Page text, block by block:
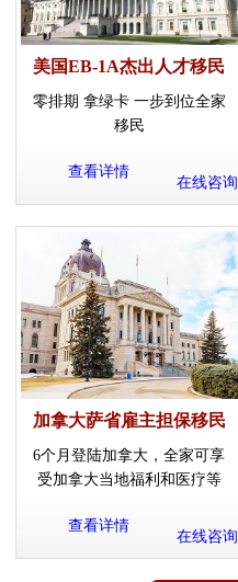
美国EB-1A杰出人才移民
零排期 拿绿卡 一步到位全家
移民
查看详情
在线咨询
加拿大萨省雇主担保移民
6个月登陆加拿大，全家可享
受加拿大当地福利和医疗等
查看详情
在线咨询